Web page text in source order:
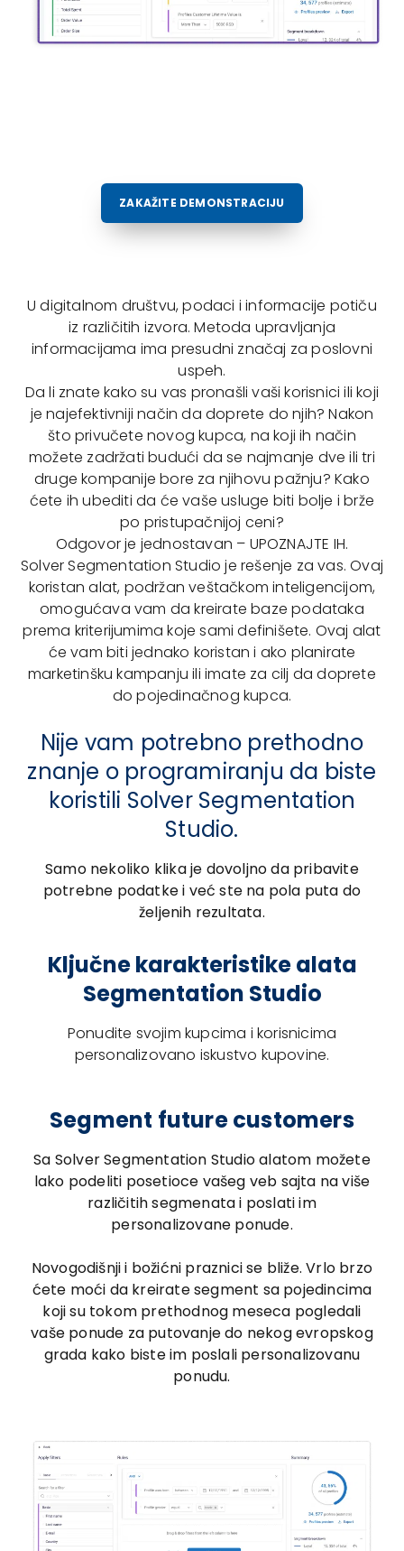
ZAKAŽITE DEMONSTRACIJU
U digitalnom društvu, podaci i informacije potiču
iz različitih izvora. Metoda upravljanja
informacijama ima presudni značaj za poslovni
uspeh.
Da li znate kako su vas pronašli vaši korisnici ili koji
je najefektivniji način da doprete do njih? Nakon
što privučete novog kupca, na koji ih način
možete zadržati budući da se najmanje dve ili tri
druge kompanije bore za njihovu pažnju? Kako
ćete ih ubediti da će vaše usluge biti bolje i brže
po pristupačnijoj ceni?
Odgovor je jednostavan – UPOZNAJTE IH.
Solver Segmentation Studio je rešenje za vas. Ovaj
koristan alat, podržan veštačkom inteligencijom,
omogućava vam da kreirate baze podataka
prema kriterijumima koje sami definišete. Ovaj alat
će vam biti jednako koristan i ako planirate
marketinšku kampanju ili imate za cilj da doprete
do pojedinačnog kupca.
Nije vam potrebno prethodno
znanje o programiranju da biste
koristili Solver Segmentation
Studio.
Samo nekoliko klika je dovoljno da pribavite
potrebne podatke i već ste na pola puta do
željenih rezultata.
Ključne karakteristike alata
Segmentation Studio
Ponudite svojim kupcima i korisnicima
personalizovano iskustvo kupovine.
Segment future customers
Sa Solver Segmentation Studio alatom možete
lako podeliti posetioce vašeg veb sajta na više
različitih segmenata i poslati im
personalizovane ponude.
Novogodišnji i božićni praznici se bliže. Vrlo brzo
ćete moći da kreirate segment sa pojedincima
koji su tokom prethodnog meseca pogledali
vaše ponude za putovanje do nekog evropskog
grada kako biste im poslali personalizovanu
ponudu.